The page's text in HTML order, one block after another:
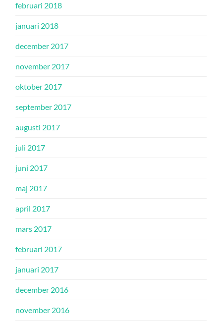
februari 2018
januari 2018
december 2017
november 2017
oktober 2017
september 2017
augusti 2017
juli 2017
juni 2017
maj 2017
april 2017
mars 2017
februari 2017
januari 2017
december 2016
november 2016